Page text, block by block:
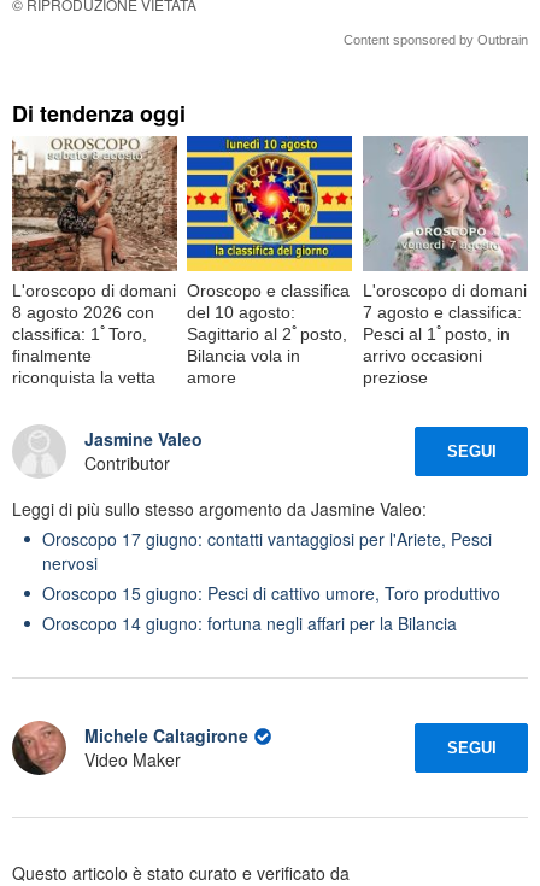
© RIPRODUZIONE VIETATA
Content sponsored by Outbrain
Di tendenza oggi
L'oroscopo di domani
8 agosto 2026 con
classifica: 1ﾟToro,
finalmente
riconquista la vetta
Oroscopo e classifica
del 10 agosto:
Sagittario al 2ﾟposto,
Bilancia vola in
amore
L'oroscopo di domani
7 agosto e classifica:
Pesci al 1ﾟposto, in
arrivo occasioni
preziose
Jasmine Valeo
Contributor
SEGUI
Leggi di più sullo stesso argomento da Jasmine Valeo:
Oroscopo 17 giugno: contatti vantaggiosi per l'Ariete, Pesci
nervosi
Oroscopo 15 giugno: Pesci di cattivo umore, Toro produttivo
Oroscopo 14 giugno: fortuna negli affari per la Bilancia
Michele Caltagirone
Video Maker
SEGUI
Questo articolo è stato curato e verificato da